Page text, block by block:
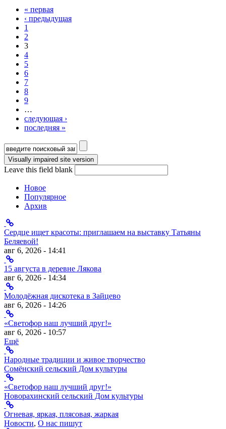
Страницы
« первая
‹ предыдущая
1
2
3
4
5
6
7
8
9
…
следующая ›
последняя »
Форма поиска
Leave this field blank
Новое
Популярное
Архив
Сердце ищет красоты: приглашаем на выставку Татьяны
Беляевой!
авг 6, 2026 - 14:41
15 августа в деревне Лякова
авг 6, 2026 - 14:34
Молодёжная дискотека в Зайцево
авг 6, 2026 - 14:26
«Светофор наш лучший друг!»
авг 6, 2026 - 10:57
Ещё
Народные традиции и живое творчество
Сомёнский сельский Дом культуры
«Светофор наш лучший друг!»
Новорахинский сельский Дом культуры
Огневая, яркая, плясовая, жаркая
Новости, О нас пишут